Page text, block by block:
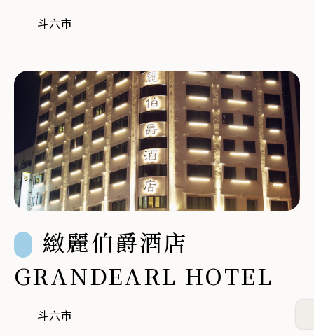
斗六市
緻麗伯爵酒店
GRANDEARL HOTEL
斗六市